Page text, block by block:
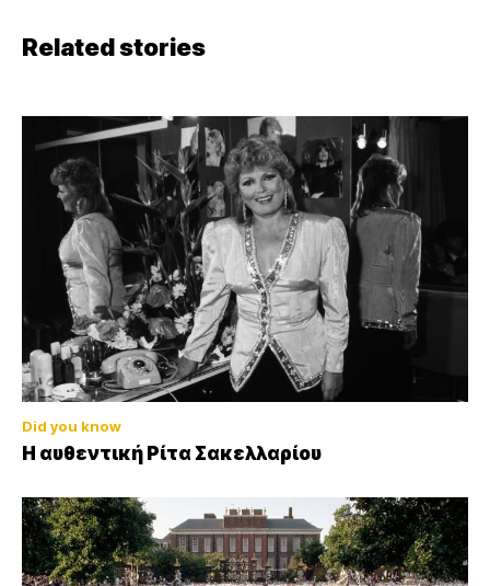
Related stories
Did you know
Η αυθεντική Ρίτα Σακελλαρίου